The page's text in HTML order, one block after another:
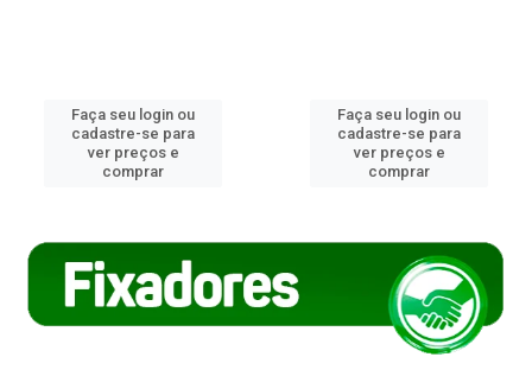
Faça seu login ou
cadastre-se para
ver preços e
comprar
Faça seu login ou
cadastre-se para
ver preços e
comprar